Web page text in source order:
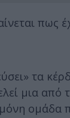
πως
τα
μια από
ομάδα